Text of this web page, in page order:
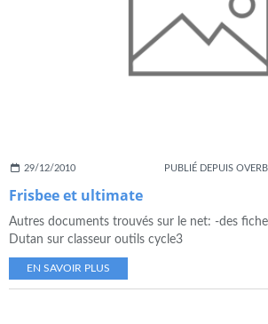
29/12/2010 PUBLIÉ DEPUIS
Frisbee et ultimate
Autres documents trouvés sur le net: -des
Dutan sur classeur outils cycle3
EN SAVOIR PLUS